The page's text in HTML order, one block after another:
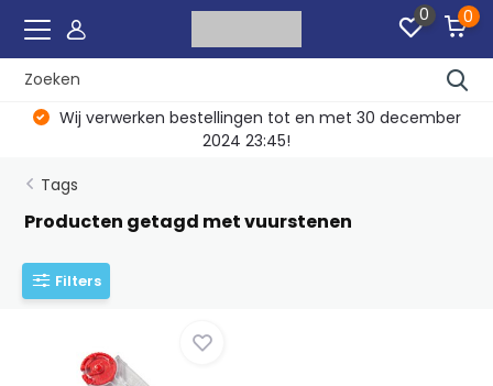
0 0
Wij verwerken bestellingen tot en met 30 december
2024 23:45!
Tags
Producten getagd met vuurstenen
Filters